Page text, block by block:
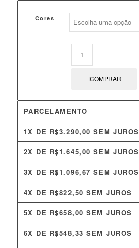
Cores
COMPRAR
PARCELAMENTO
1X DE R$3.290,00 SEM JUROS
2X DE R$1.645,00 SEM JUROS
3X DE R$1.096,67 SEM JUROS
4X DE R$822,50 SEM JUROS
5X DE R$658,00 SEM JUROS
6X DE R$548,33 SEM JUROS